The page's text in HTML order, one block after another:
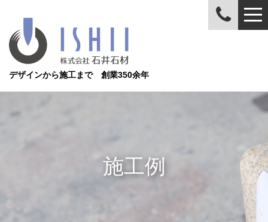
デザインから施工まで 創業350余年
施工例